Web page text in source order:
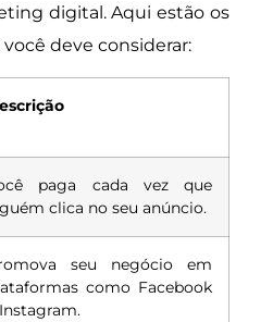
digital. Aqui estão os
deve considerar:
paga cada vez que
clica no seu anúncio.
seu negócio em
como Facebook